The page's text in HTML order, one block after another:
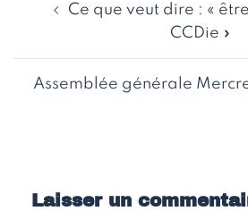
d’articleCe que veut dire : «
CCDie »
Assemblée générale
Laisser un